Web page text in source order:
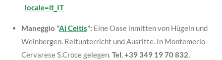
locale=it_IT
Maneggio "Ai Celtis": Eine Oase inmitten von Hügeln und
Weinbergen. Reitunterricht und Ausritte. In Montemerlo -
Cervarese S.Croce gelegen.Tel. +39 349 19 70 832.